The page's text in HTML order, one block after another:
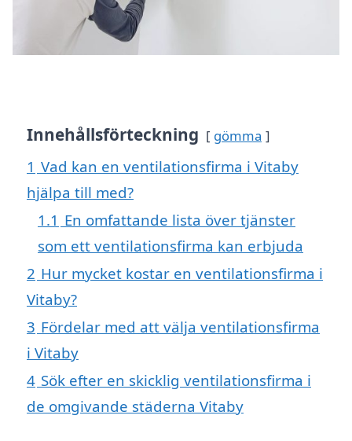
Innehållsförteckning gömma
1 Vad kan en ventilationsfirma i Vitaby
hjälpa till med?
1.1 En omfattande lista över tjänster
som ett ventilationsfirma kan erbjuda
2 Hur mycket kostar en ventilationsfirma i
Vitaby?
3 Fördelar med att välja ventilationsfirma
i Vitaby
4 Sök efter en skicklig ventilationsfirma i
de omgivande städerna Vitaby